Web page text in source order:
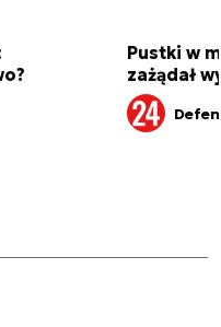
Pustki w
zażądał